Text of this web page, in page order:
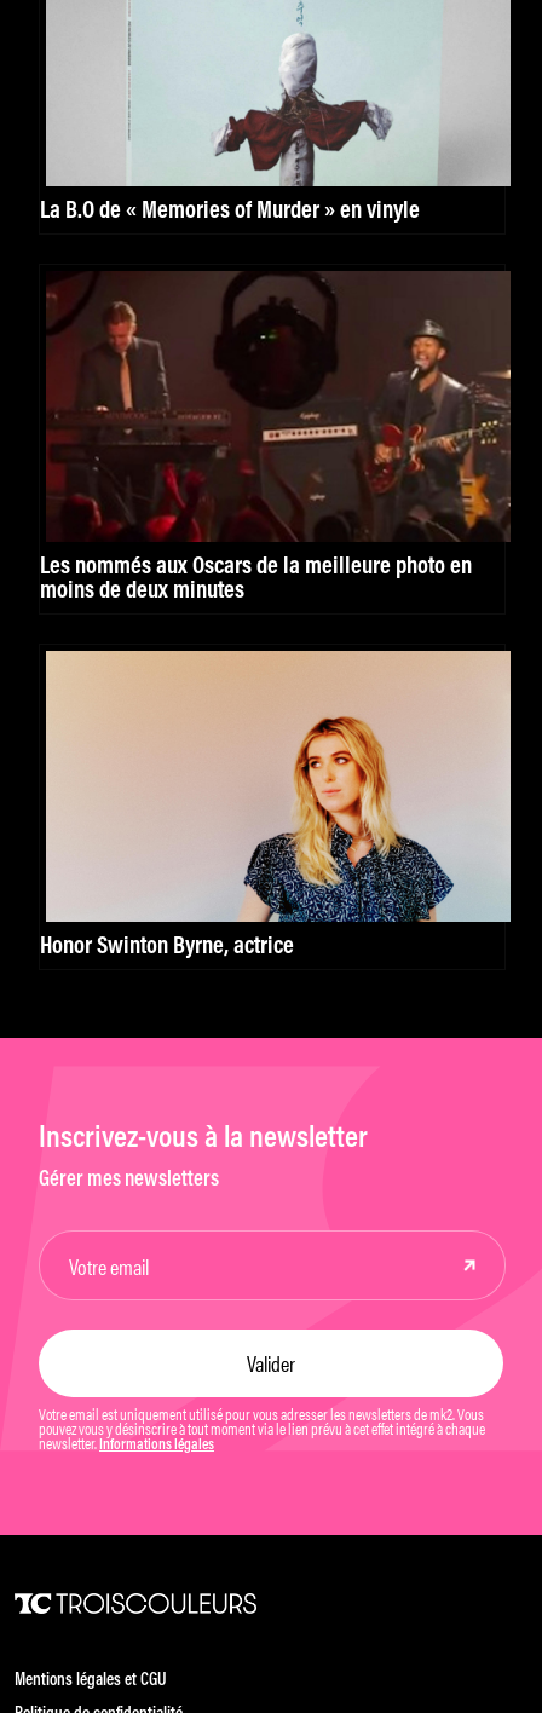
La B.O de « Memories of Murder » en vinyle
Les nommés aux Oscars de la meilleure photo en
moins de deux minutes
Honor Swinton Byrne, actrice
Inscrivez-vous à la newsletter
Gérer mes newsletters
Votre email est uniquement utilisé pour vous adresser les newsletters de mk2. Vous
pouvez vous y désinscrire à tout moment via le lien prévu à cet effet intégré à chaque
newsletter. Informations légales
Mentions légales et CGU